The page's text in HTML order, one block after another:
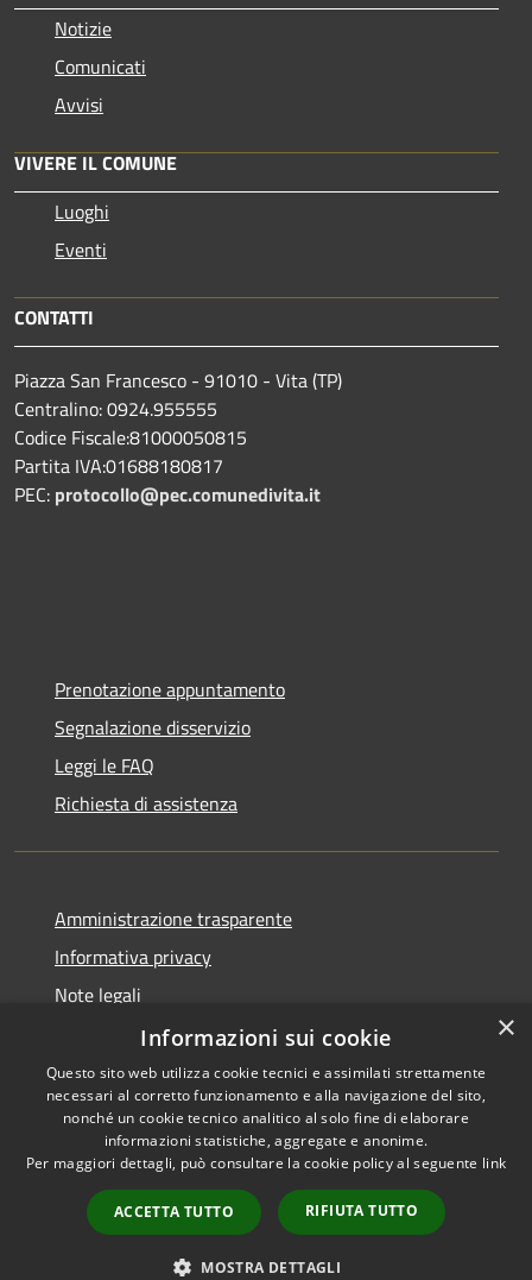
Notizie
Comunicati
Avvisi
VIVERE IL COMUNE
Luoghi
Eventi
CONTATTI
Piazza San Francesco - 91010 - Vita (TP)
Centralino: 0924.955555
Codice Fiscale:81000050815
Partita IVA:01688180817
PEC: protocollo@pec.comunedivita.it
Prenotazione appuntamento
Segnalazione disservizio
Leggi le FAQ
Richiesta di assistenza
Amministrazione trasparente
Informativa privacy
Note legali
Dichiarazione di accessibilità
RSS
Accessibilità
Copyright © 2026 • Comune di
Municipium•
Accesso
redazione
×
Informazioni sui cookie
Questo sito web utilizza cookie tecnici e assimilati strettamente
necessari al corretto funzionamento e alla navigazione del sito,
nonché un cookie tecnico analitico al solo fine di elaborare
informazioni statistiche, aggregate e anonime.
Per maggiori dettagli, può consultare la cookie policy al seguente link
ACCETTA TUTTO RIFIUTA TUTTO
MOSTRA DETTAGLI